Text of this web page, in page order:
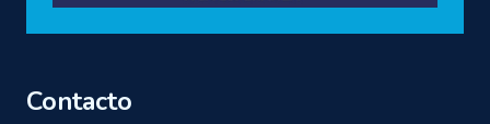
Contacto